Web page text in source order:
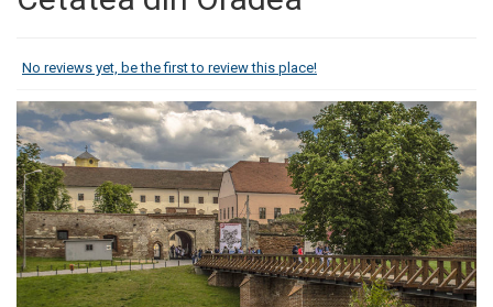
No reviews yet, be the first to review this place!